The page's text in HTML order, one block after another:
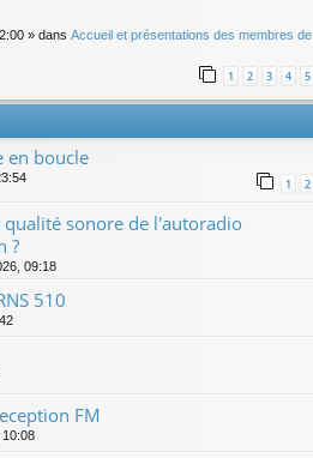
» dans Accueil et présentations des membres de
1 2 3 4 5
en boucle
1 2
sonore de l'autoradio
?
09:18
510
FM
10:08